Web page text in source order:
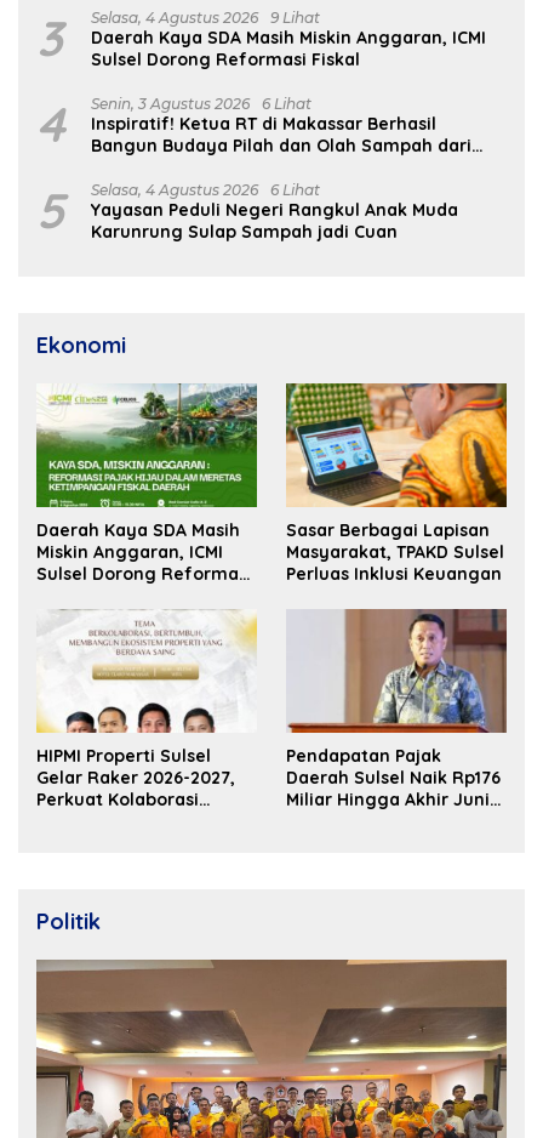
3 Selasa, 4 Agustus 2026 9 Lihat
Daerah Kaya SDA Masih Miskin Anggaran, ICMI
Sulsel Dorong Reformasi Fiskal
4 Senin, 3 Agustus 2026 6 Lihat
Inspiratif! Ketua RT di Makassar Berhasil
Bangun Budaya Pilah dan Olah Sampah dari
5 Selasa, 4 Agustus 2026 6 Lihat
Yayasan Peduli Negeri Rangkul Anak Muda
Karunrung Sulap Sampah jadi Cuan
Ekonomi
Daerah Kaya SDA Masih
Miskin Anggaran, ICMI
Sulsel Dorong Reformasi
Sasar Berbagai Lapisan
Masyarakat, TPAKD Sulsel
Perluas Inklusi Keuangan
HIPMI Properti Sulsel
Gelar Raker 2026-2027,
Perkuat Kolaborasi
Pendapatan Pajak
Daerah Sulsel Naik Rp176
Miliar Hingga Akhir Juni
Politik